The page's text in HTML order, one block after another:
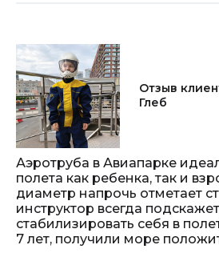
Отзыв
Глеб
Аэротруба в Авиапарке
полета как ребенка, так и
диаметр напрочь отметает
инструктор всегда
стабилизировать себя в
7 лет, получили море